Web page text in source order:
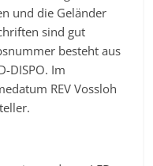
und die Geländer
sind gut
besteht aus
DISPO. Im
REV Vossloh